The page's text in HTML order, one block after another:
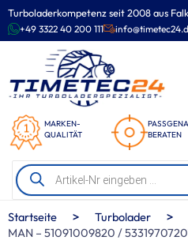
Turboladerkompetenz seit 2008 aus
+49 3322 40 200 111
MARKEN-
QUALITÄT
BERATEN
Products
search
Zum
Inhalt
springen
Startseite > Turbolader >
MAN – 51091009820 /